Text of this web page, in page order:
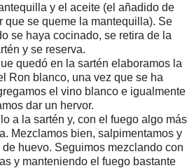
y el aceite (el añadido de
que se queme la mantequilla). Se
se haya cocinado, se retira de la
y se reserva.
quedó en la sartén elaboramos la
Ron blanco, una vez que se ha
el vino blanco e igualmente
dar un hervor.
a la sartén y, con el fuego algo más
Mezclamos bien, salpimentamos y
huevo. Seguimos mezclando con
y manteniendo el fuego bastante